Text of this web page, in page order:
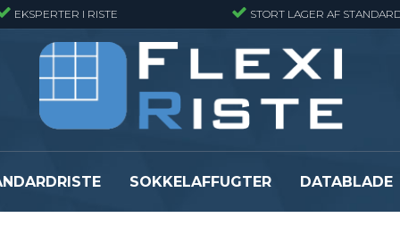
EKSPERTER I RISTE STORT LAGER AF
SOKKELAFFUGTER DATABLADE